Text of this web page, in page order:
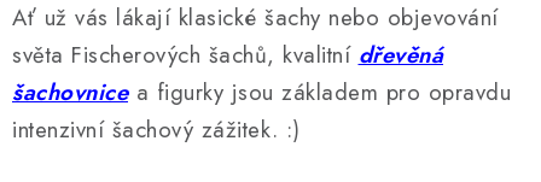
Ať už vás lákají klasické šachy nebo objevování
světa Fischerových šachů, kvalitní dřevěná
šachovnicea figurky jsou základem pro opravdu
intenzivní šachový zážitek. :)